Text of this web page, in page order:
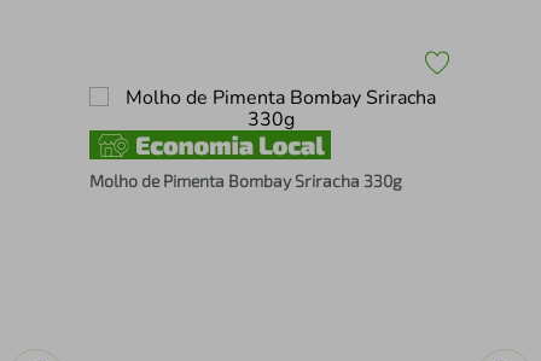
Molho de Pimenta Bombay Sriracha 330g